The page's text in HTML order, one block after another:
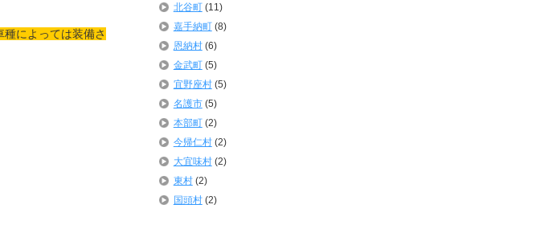
によっては装備さ
北谷町(11)
嘉手納町(8)
恩納村(6)
金武町(5)
宜野座村(5)
名護市(5)
本部町(2)
今帰仁村(2)
大宜味村(2)
東村(2)
国頭村(2)